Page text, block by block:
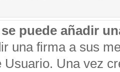
puede añadir
una firma a sus
Usuario. Una vez